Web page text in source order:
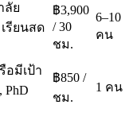
ลัย
รียนสด
฿3,900
/ 30
ชม.
6–10
คน
อมีเป้า
PhD
฿850 /
ชม.
1 คน